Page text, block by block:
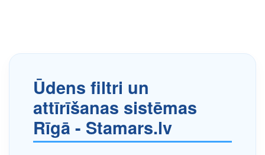
Ūdens filtri un
attīrīšanas sistēmas
Rīgā - Stamars.lv